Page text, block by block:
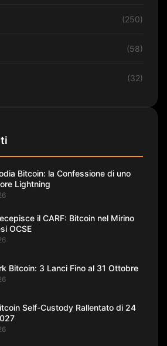
(250)
(58)
(32)
Bitcoin: la Confessione di uno
Lightning
il CARF: Bitcoin nel Mirino
OCSE
Bitcoin: 3 Lanci Fino al 31 Ottobre
Self-Custody Rallentato di 24